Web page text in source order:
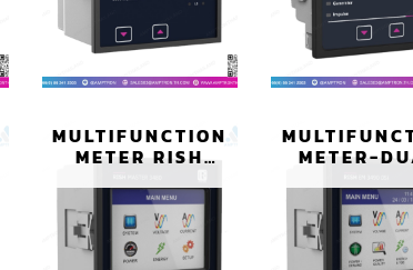
MULTIFUNCTION
METER RISH
TOUCH SCREEN
METER-
ก์ชั่นมิเตอร์
EM